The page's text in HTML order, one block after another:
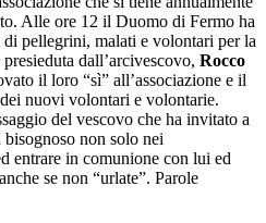
Alle ore 12 il Duomo di Fermo ha
di pellegrini, malati e volontari per la
dall’arcivescovo, Rocco
il loro “sì” all’associazione e il
nuovi volontari e volontarie.
del vescovo che ha invitato a
bisognoso non solo nei
entrare in comunione con lui ed
se non “urlate”. Parole